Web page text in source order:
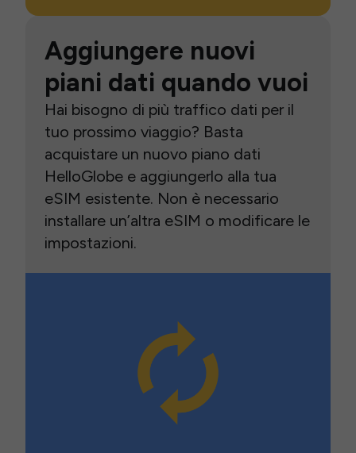
Aggiungere nuovi
piani dati quando vuoi
Hai bisogno di più traffico dati per il
tuo prossimo viaggio? Basta
acquistare un nuovo piano dati
HelloGlobe e aggiungerlo alla tua
eSIM esistente. Non è necessario
installare un’altra eSIM o modificare le
impostazioni.